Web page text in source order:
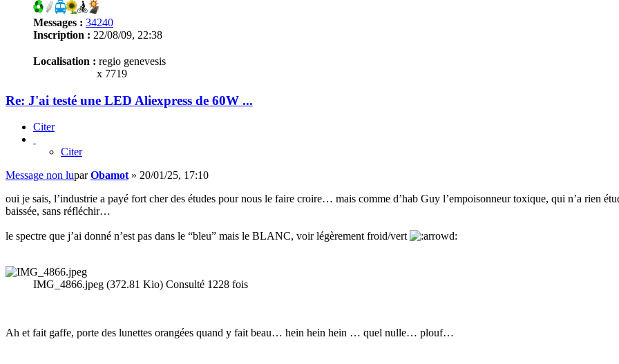
Messages : 34240
Inscription : 22/08/09, 22:38
Localisation : regio genevesis
x 7719
Re: J'ai testé une LED Aliexpress de 60W ...
Citer
Citer
Message non luparObamot » 20/01/25, 17:10
oui je sais, l’industrie a payé fort cher des études pour nous le faire croire… mais comme d’hab Guy l’empoisonneur toxique, qui n’a rien
baissée, sans réfléchir…
le spectre que j’ai donné n’est pas dans le “bleu” mais le BLANC, voir légèrement froid/vert
IMG_4866.jpeg (372.81 Kio) Consulté 1228 fois
Ah et fait gaffe, porte des lunettes orangées quand y fait beau… hein hein hein … quel nulle… plouf…